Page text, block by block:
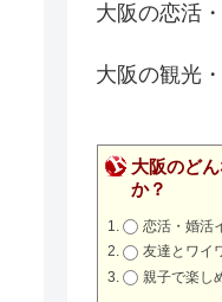
大阪の恋活
大阪の観光
大阪のど
か？
恋活・婚活
友達とワイ
親子で楽し